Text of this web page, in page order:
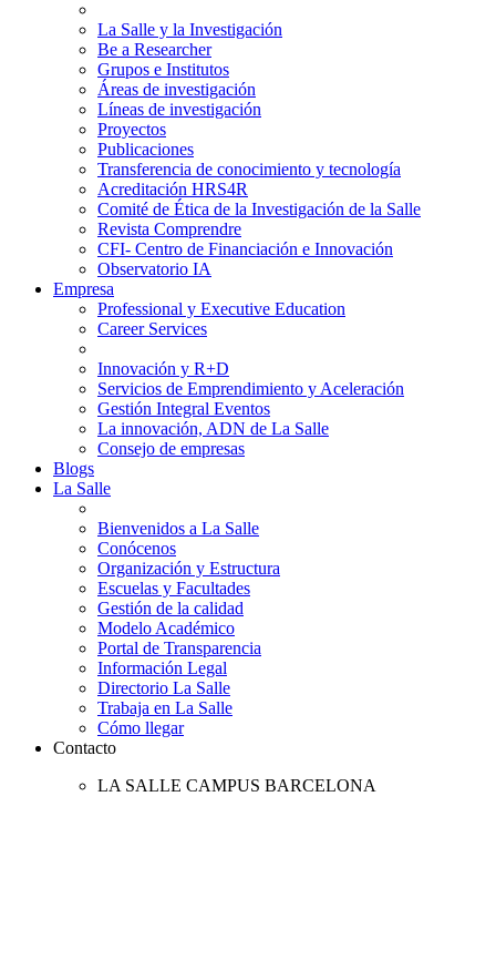
La Salle y la Investigación
Be a Researcher
Grupos e Institutos
Áreas de investigación
Líneas de investigación
Proyectos
Publicaciones
Transferencia de conocimiento y tecnología
Acreditación HRS4R
Comité de Ética de la Investigación de la Salle
Revista Comprendre
CFI- Centro de Financiación e Innovación
Observatorio IA
Empresa
Professional y Executive Education
Career Services
Innovación y R+D
Servicios de Emprendimiento y Aceleración
Gestión Integral Eventos
La innovación, ADN de La Salle
Consejo de empresas
Blogs
La Salle
Bienvenidos a La Salle
Conócenos
Organización y Estructura
Escuelas y Facultades
Gestión de la calidad
Modelo Académico
Portal de Transparencia
Información Legal
Directorio La Salle
Trabaja en La Salle
Cómo llegar
Contacto
LA SALLE CAMPUS BARCELONA